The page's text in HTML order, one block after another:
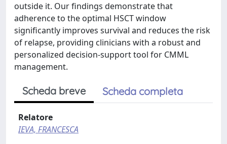
outside it. Our findings demonstrate that
adherence to the optimal HSCT window
significantly improves survival and reduces the risk
of relapse, providing clinicians with a robust and
personalized decision-support tool for CMML
management.
Scheda breve Scheda completa
Relatore
IEVA, FRANCESCA